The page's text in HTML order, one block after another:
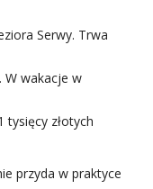
Serwy. Trwa
W wakacje w
tysięcy złotych
przyda w praktyce